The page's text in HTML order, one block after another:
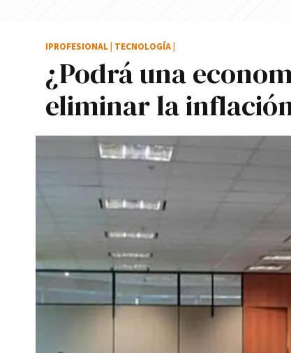
¿Podrá una
eliminar la
IPROFESIONAL TECNOLOGÍA